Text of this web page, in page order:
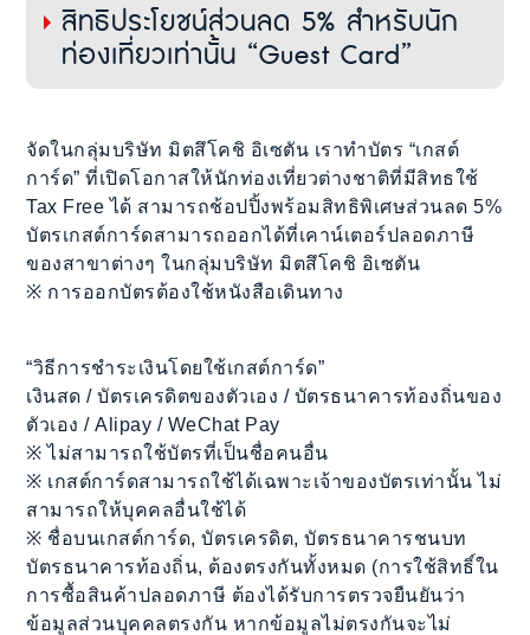
สิทธิประโยชน์ส่วนลด 5% สำหรับนัก
ท่องเที่ยวเท่านั้น “Guest Card”
จัดในกลุ่มบริษัท มิตสึโคชิ อิเซตัน เราทำบัตร “เกสต์
การ์ด” ที่เปิดโอกาสให้นักท่องเที่ยวต่างชาติที่มีสิทธใช้
Tax Free ได้ สามารถช้อปปิ้งพร้อมสิทธิพิเศษส่วนลด 5%
บัตรเกสต์การ์ดสามารถออกได้ที่เคาน์เตอร์ปลอดภาษี
ของสาขาต่างๆ ในกลุ่มบริษัท มิตสึโคชิ อิเซตัน
※ การออกบัตรต้องใช้หนังสือเดินทาง
“วิธีการชำระเงินโดยใช้เกสต์การ์ด”
เงินสด / บัตรเครดิตของตัวเอง / บัตรธนาคารท้องถิ่นของ
ตัวเอง / Alipay / WeChat Pay
※ ไม่สามารถใช้บัตรที่เป็นชื่อคนอื่น
※ เกสต์การ์ดสามารถใช้ได้เฉพาะเจ้าของบัตรเท่านั้น ไม่
สามารถให้บุคคลอื่นใช้ได้
※ ชื่อบนเกสต์การ์ด, บัตรเครดิต, บัตรธนาคารชนบท
บัตรธนาคารท้องถิ่น, ต้องตรงกันทั้งหมด (การใช้สิทธิ์​ใน
การซื้อสินค้าปลอดภาษี ต้องได้รับการตรวจยืนยันว่า
ข้อมูลส่วนบุคคลตรงกัน หากข้อมูลไม่ตรงกันจะไม่